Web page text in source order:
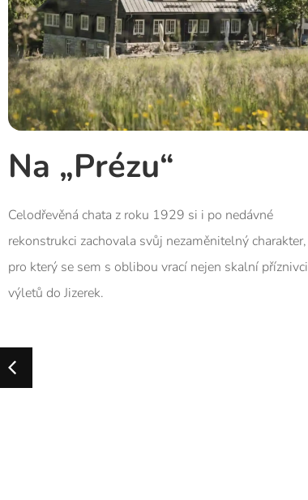
Na „Prézu“
Celodřevěná chata z roku 1929 si i po nedávné
rekonstrukci zachovala svůj nezaměnitelný charakter,
pro který se sem s oblibou vrací nejen skalní příznivci
výletů do Jizerek.